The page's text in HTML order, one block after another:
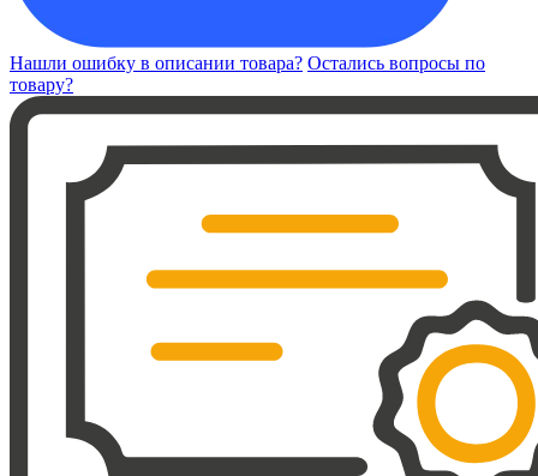
Нашли ошибку в описании товара? Остались вопросы по
товару?